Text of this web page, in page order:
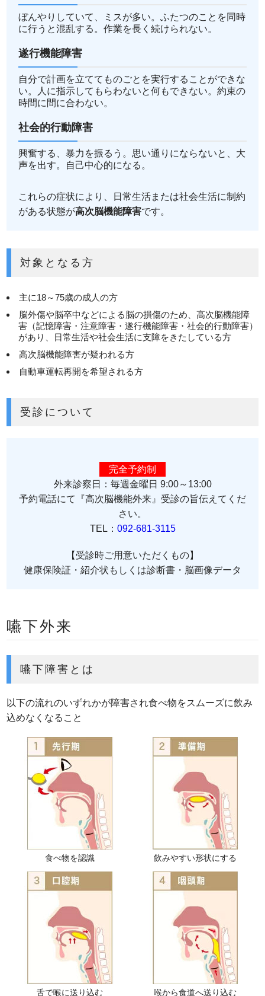
ぼんやりしていて、ミスが多い。ふたつのことを同時
に行うと混乱する。作業を長く続けられない。
遂行機能障害
自分で計画を立ててものごとを実行することができな
い。人に指示してもらわないと何もできない。約束の
時間に間に合わない。
社会的行動障害
興奮する、暴力を振るう。思い通りにならないと、大
声を出す。自己中心的になる。
これらの症状により、日常生活または社会生活に制約
がある状態が高次脳機能障害です。
対象となる方
主に18～75歳の成人の方
脳外傷や脳卒中などによる脳の損傷のため、高次脳機能障
害（記憶障害・注意障害・遂行機能障害・社会的行動障害）
があり、日常生活や社会生活に支障をきたしている方
高次脳機能障害が疑われる方
自動車運転再開を希望される方
受診について
完全予約制
外来診察日：毎週金曜日 9:00～13:00
予約電話にて『高次脳機能外来』受診の旨伝えてくだ
さい。
TEL： 092-681-3115
【受診時ご用意いただくもの】
健康保険証・紹介状もしくは診断書・脳画像データ
嚥下外来
嚥下障害とは
以下の流れのいずれかが障害され食べ物をスムーズに飲み
込めなくなること
食べ物を認識 飲みやすい形状にする
舌で喉に送り込む 喉から食道へ送り込む